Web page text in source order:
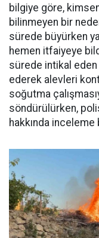
bilgiye göre,
bilinmeyen bir
sürede büyürken
hemen itfaiyeye
sürede intikal eden
ederek alevleri
soğutma
söndürülürken,
hakkında inceleme